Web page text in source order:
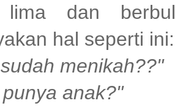
lima dan
hal seperti ini:
menikah??"
anak?"